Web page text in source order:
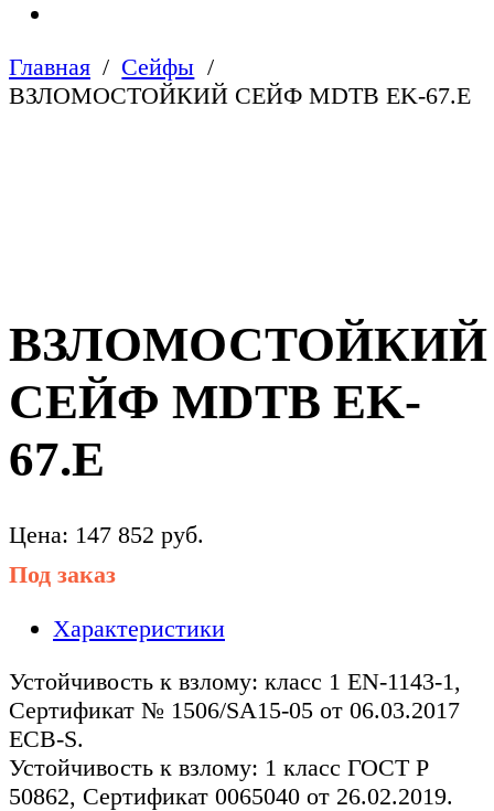
Главная
Сейфы
ВЗЛОМОСТОЙКИЙ СЕЙФ MDTB EK-67.E
ВЗЛОМОСТОЙКИЙ
СЕЙФ MDTB EK-
67.E
Цена: 147 852 руб.
Под заказ
Характеристики
Устойчивость к взлому: класс 1 EN-1143-1,
Сертификат № 1506/SA15-05 от 06.03.2017
EСB-S.
Устойчивость к взлому: 1 класс ГОСТ Р
50862, Сертификат 0065040 от 26.02.2019.